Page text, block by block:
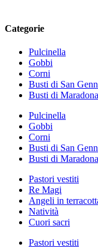
Categorie
Pulcinella
Gobbi
Corni
Busti di San
Busti di Maradona
Pulcinella
Gobbi
Corni
Busti di San
Busti di Maradona
Pastori vestiti
Re Magi
Angeli in
Natività
Cuori sacri
Pastori vestiti